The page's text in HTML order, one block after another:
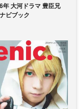
大河ドラマ 豊臣兄
ビブック